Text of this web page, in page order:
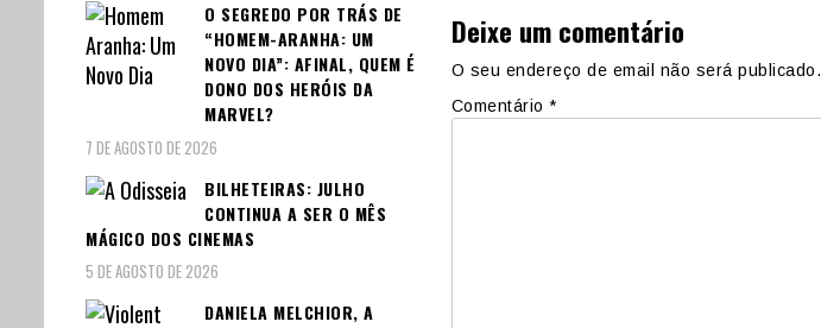
Deixe um comentário
O seu endereço de email não será publicado.
Comentário *
O SEGREDO POR TRÁS DE
“HOMEM-ARANHA: UM
NOVO DIA”: AFINAL, QUEM É
DONO DOS HERÓIS DA
MARVEL?
7 DE AGOSTO DE 2026
BILHETEIRAS: JULHO
CONTINUA A SER O MÊS
MÁGICO DOS CINEMAS
5 DE AGOSTO DE 2026
DANIELA MELCHIOR, A